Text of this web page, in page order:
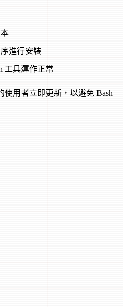
進行安裝
工具運作正常
使用者立即更新，以避免 Bash